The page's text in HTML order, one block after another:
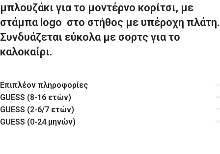
μπλουζάκι για το μοντέρνο κορίτσι, με
στάμπα logo στο στήθος με υπέροχη πλάτη.
Συνδυάζεται εύκολα με σορτς για το
καλοκαίρι.
Επιπλέον πληροφορίες
GUESS (8-16 ετών)
GUESS (2-6/7 ετών)
GUESS (0-24 μηνών)